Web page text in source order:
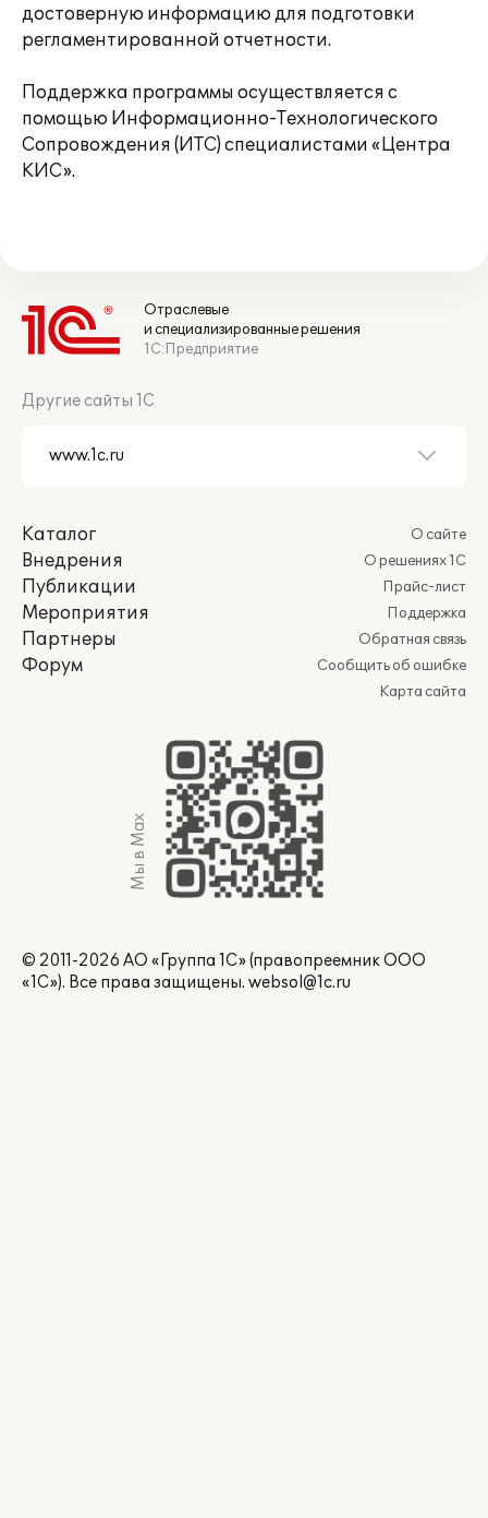
достоверную информацию для подготовки
регламентированной отчетности.
Поддержка программы осуществляется с
помощью Информационно-Технологического
Сопровождения (ИТС) специалистами «Центра
КИС».
Отраслевые
и специализированные решения
1С:Предприятие
Другие сайты 1С
Каталог
Внедрения
Публикации
Мероприятия
Партнеры
Форум
О сайте
О решениях 1С
Прайс-лист
Поддержка
Обратная связь
Сообщить об ошибке
Карта сайта
Мы в Max
© 2011-2026 АО «Группа 1С» (правопреемник ООО
«1С»). Все права защищены. websol@1c.ru